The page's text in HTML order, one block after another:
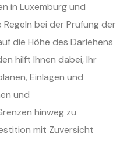
in Luxemburg und
bei der Prüfung der
die Höhe des Darlehens
hilft Ihnen dabei, Ihr
Einlagen und
und
hinweg zu
mit Zuversicht